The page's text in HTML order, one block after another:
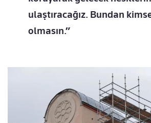
ulaştıracağız. Bundan
olmasın.”